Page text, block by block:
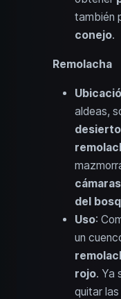
también
conejo.
Remolacha
aldeas,
desierto
del
Uso:
un
rojo. Ya
quitar